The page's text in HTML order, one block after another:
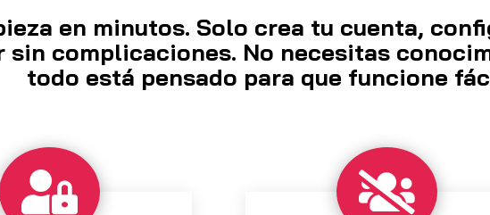
en minutos. Solo crea tu cuenta,
sin complicaciones. No necesitas
todo está pensado para que funcione
 